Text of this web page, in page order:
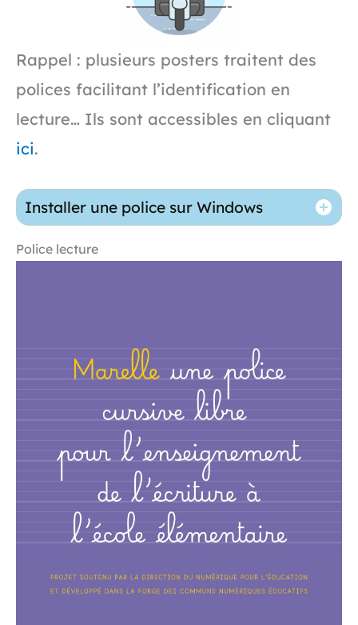
Rappel : plusieurs posters traitent des
polices facilitant l’identification en
lecture… Ils sont accessibles en cliquant
ici.
Installer une police sur Windows
Police lecture